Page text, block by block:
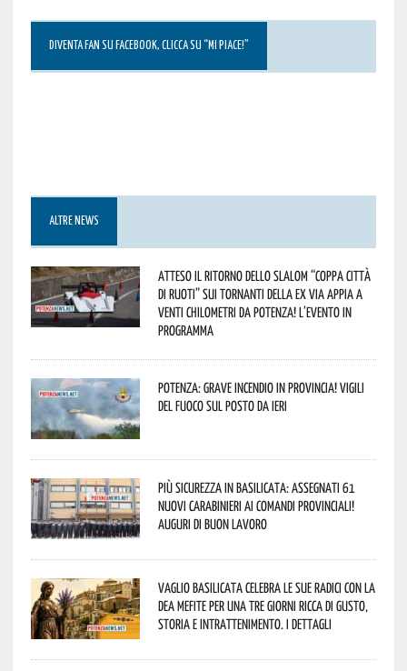
DIVENTA FAN SU FACEBOOK, CLICCA SU “MI PIACE!”
ALTRE NEWS
Atteso il ritorno dello slalom “Coppa Città
di Ruoti” sui tornanti della ex via Appia a
venti chilometri da Potenza! L’evento in
programma
Potenza: grave incendio in Provincia! Vigili
del fuoco sul posto da ieri
Più sicurezza in Basilicata: assegnati 61
nuovi Carabinieri ai Comandi provinciali!
Auguri di buon lavoro
Vaglio Basilicata celebra le sue radici con la
Dea Mefite per una tre giorni ricca di gusto,
storia e intrattenimento. I dettagli